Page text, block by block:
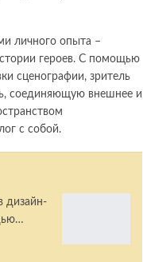
личного опыта –
героев. С помощью
сценографии, зритель
соединяющую внешнее и
с собой.
дизайн-